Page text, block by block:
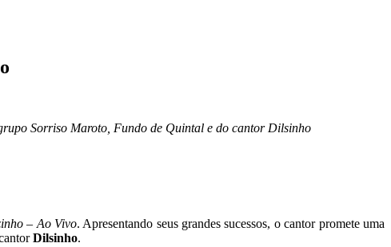
Sorriso Maroto, Fundo de Quintal e do cantor Dilsinho
– Ao Vivo. Apresentando seus grandes sucessos, o cantor promete uma
Dilsinho.